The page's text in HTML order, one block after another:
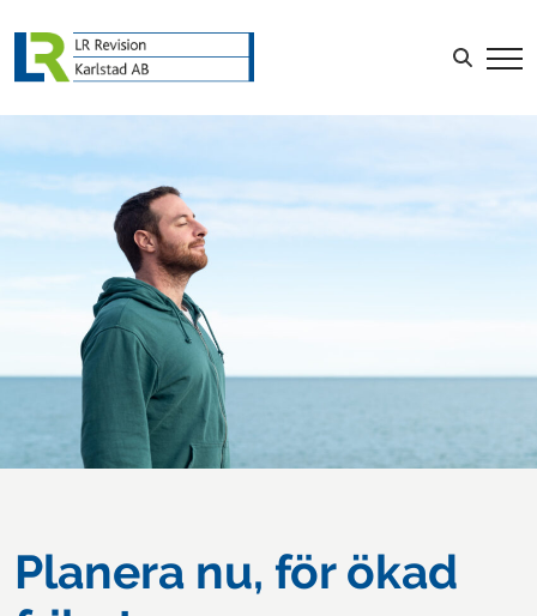
LOGGA IN Sök efter:
Planera nu, för ökad